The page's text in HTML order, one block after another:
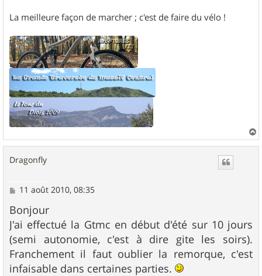
La meilleure façon de marcher ; c'est de faire du vélo !
a
Dragonfly
M
s
s
a
g
e
11 août 2010, 08:35
Bonjour
J'ai effectué la Gtmc en début d'été sur 10 jours
(semi autonomie, c'est à dire gite les soirs).
Franchement il faut oublier la remorque, c'est
infaisable dans certaines parties.